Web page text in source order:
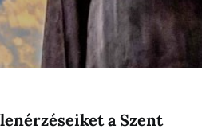
a Szent